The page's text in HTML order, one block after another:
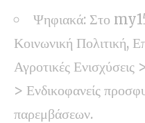
Ψηφιακά: Στο
Κοινωνική Πολιτική,
Αγροτικές Ενισχύσεις
> Ενδικοφανείς
παρεμβάσεων.